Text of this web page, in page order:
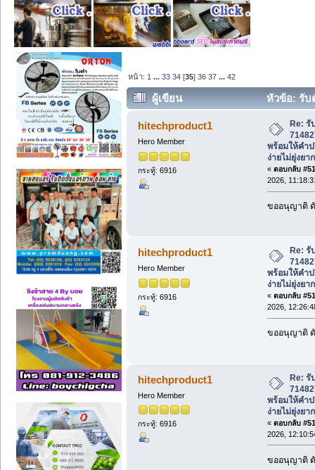
หน้า: 1 ...33 34 [35]36 37 ...42
ผู้เขียน
หัวข้อ: รับ
พร้อมให้คำปรึกษา ใช้เอกสารง่ายไม่ยุ่ง
hitechproduct1
Hero Member
กระทู้: 6916
Re: รั
พร้อมให้คำ
ง่ายไม่ยุ่งยา
« ตอบกลับ
2026,
ขออนุญาติ
hitechproduct1
Hero Member
กระทู้: 6916
Re: รั
พร้อมให้คำ
ง่ายไม่ยุ่งยา
« ตอบกลับ
2026,
ขออนุญาติ
hitechproduct1
Hero Member
กระทู้: 6916
Re: รั
พร้อมให้คำ
ง่ายไม่ยุ่งยา
« ตอบกลับ
2026,
ขออนุญาติ